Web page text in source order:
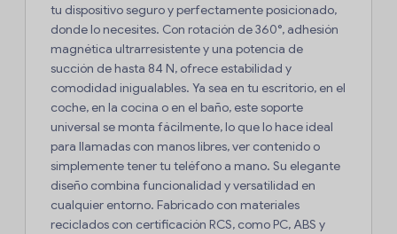
tu dispositivo seguro y perfectamente posicionado,
donde lo necesites. Con rotación de 360°, adhesión
magnética ultrarresistente y una potencia de
succión de hasta 84 N, ofrece estabilidad y
comodidad inigualables. Ya sea en tu escritorio, en el
coche, en la cocina o en el baño, este soporte
universal se monta fácilmente, lo que lo hace ideal
para llamadas con manos libres, ver contenido o
simplemente tener tu teléfono a mano. Su elegante
diseño combina funcionalidad y versatilidad en
cualquier entorno. Fabricado con materiales
reciclados con certificación RCS, como PC, ABS y